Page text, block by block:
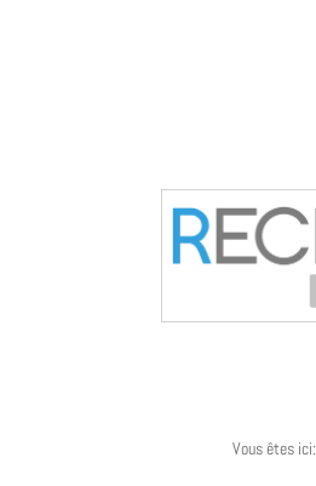
Vous êtes ici: